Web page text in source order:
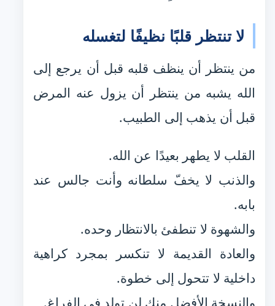
لا تنتظر قلبًا نظيفًا لتغسله
من ينتظر أن ينظف قلبه قبل أن يرجع إلى
الله يشبه من ينتظر أن يزول عنه المرض
قبل أن يذهب إلى الطبيب.
القلب لا يطهر بعيدًا عن الله.
والذنب لا يخفّ سلطانه وأنت جالس عند
بابه.
والشهوة لا تنطفئ بالانتظار وحده.
والعادة القديمة لا تنكسر بمجرد كراهية
داخلية لا تتحول إلى خطوة.
والنسخة الأفضل منك لن تولد في الفراغ.